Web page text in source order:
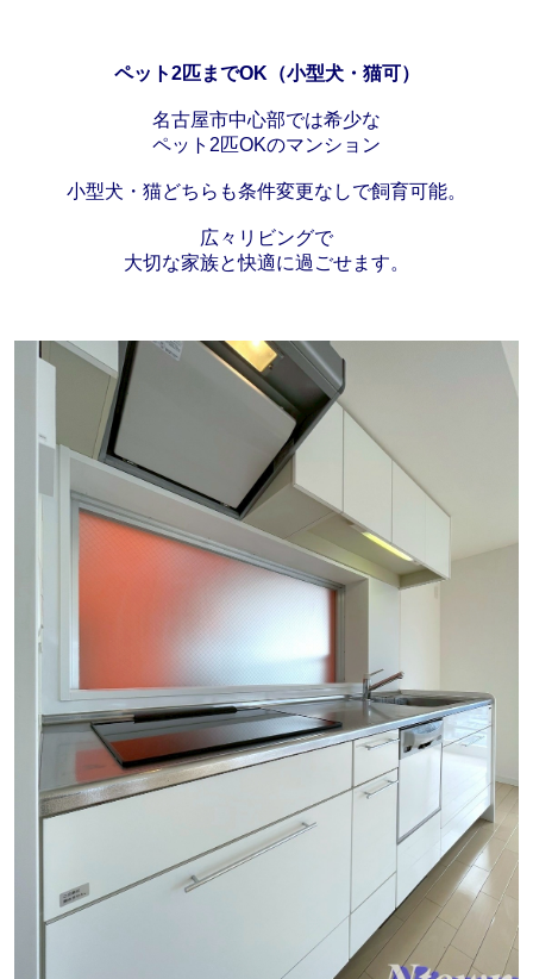
ペット2匹までOK（小型犬・猫可）
名古屋市中心部では希少な
ペット2匹OKのマンション
小型犬・猫どちらも条件変更なしで飼育可能。
広々リビングで
大切な家族と快適に過ごせます。